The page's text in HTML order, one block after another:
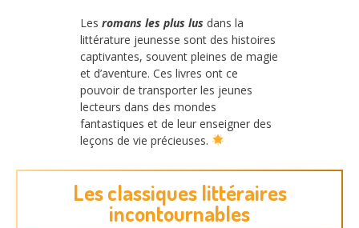
Les romans les plus lus dans la
littérature jeunesse sont des histoires
captivantes, souvent pleines de magie
et d’aventure. Ces livres ont ce
pouvoir de transporter les jeunes
lecteurs dans des mondes
fantastiques et de leur enseigner des
leçons de vie précieuses.
Les classiques littéraires
incontournables